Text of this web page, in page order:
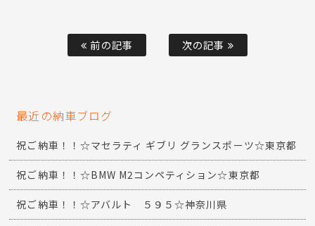
前の記事 次の記事
最近の納車ブログ
祝ご納車！！☆マセラティ ギブリ グランスポーツ☆東京都
祝ご納車！！☆BMW M2コンペティション☆東京都
祝ご納車！！☆アバルト ５９５☆神奈川県